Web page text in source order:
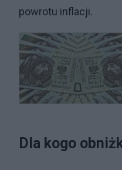
powrotu inflacji.
Dla kogo